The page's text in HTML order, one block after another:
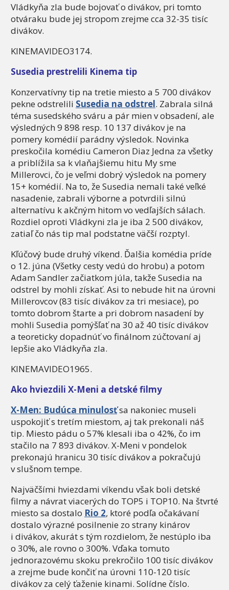
Vládkyňa zla bude bojovať o divákov, pri tomto
otváraku bude jej stropom zrejme cca 32-35 tisíc
divákov.
KINEMAVIDEO3174.
Susedia prestrelili Kinema tip
Konzervatívny tip na tretie miesto a 5 700 divákov
pekne odstrelili Susedia na odstrel. Zabrala silná
téma susedského sváru a pár mien v obsadení, ale
výsledných 9 898 resp. 10 137 divákov je na
pomery komédií parádny výsledok. Novinka
preskočila komédiu Cameron Diaz Jedna za všetky
a priblížila sa k vlaňajšiemu hitu My sme
Millerovci, čo je veľmi dobrý výsledok na pomery
15+ komédií. Na to, že Susedia nemali také veľké
nasadenie, zabrali výborne a potvrdili silnú
alternatívu k akčným hitom vo vedľajších sálach.
Rozdiel oproti Vládkyni zla je iba 2 500 divákov,
zatiaľ čo nás tip mal podstatne väčší rozptyl.
Kľúčový bude druhý víkend. Ďalšia komédia príde
o 12. júna (Všetky cesty vedú do hrobu) a potom
Adam Sandler začiatkom júla, takže Susedia na
odstrel by mohli získať. Asi to nebude hit na úrovni
Millerovcov (83 tisíc divákov za tri mesiace), po
tomto dobrom štarte a pri dobrom nasadení by
mohli Susedia pomýšľať na 30 až 40 tisíc divákov
a teoreticky dopadnúť vo finálnom zúčtovaní aj
lepšie ako Vládkyňa zla.
KINEMAVIDEO1965.
Ako hviezdili X-Meni a detské filmy
X-Men: Budúca minulosťsa nakoniec museli
uspokojiť s tretím miestom, aj tak prekonali náš
tip. Miesto pádu o 57% klesali iba o 42%, čo im
stačilo na 7 893 divákov. X-Meni v pondelok
prekonajú hranicu 30 tisíc divákov a pokračujú
v slušnom tempe.
Najväčšími hviezdami víkendu však boli detské
filmy a návrat viacerých do TOP5 i TOP10. Na štvrté
miesto sa dostalo Rio 2, ktoré podľa očakávaní
dostalo výrazné posilnenie zo strany kinárov
i divákov, akurát s tým rozdielom, že nestúplo iba
o 30%, ale rovno o 300%. Vďaka tomuto
jednorazovému skoku prekročilo 100 tisíc divákov
a zrejme bude končiť na úrovni 110-120 tisíc
divákov za celý ťaženie kinami. Solídne číslo.